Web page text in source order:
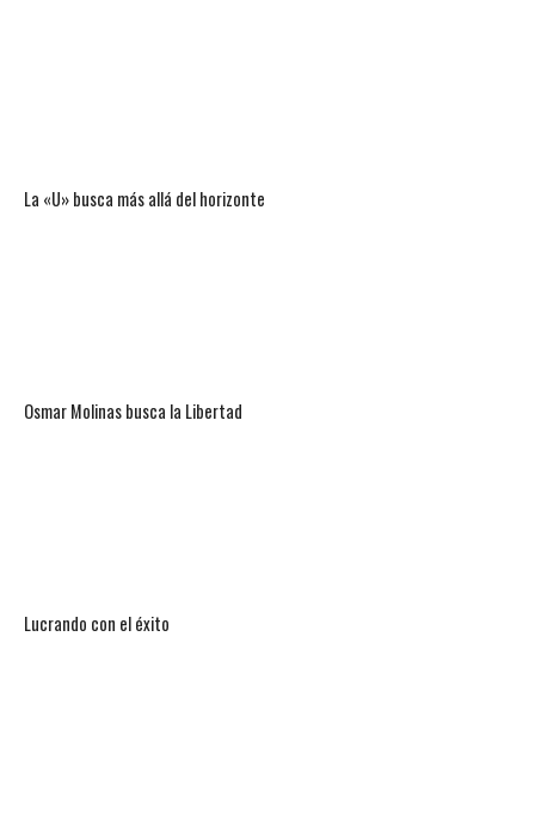
La «U» busca más allá del horizonte
Osmar Molinas busca la Libertad
Lucrando con el éxito